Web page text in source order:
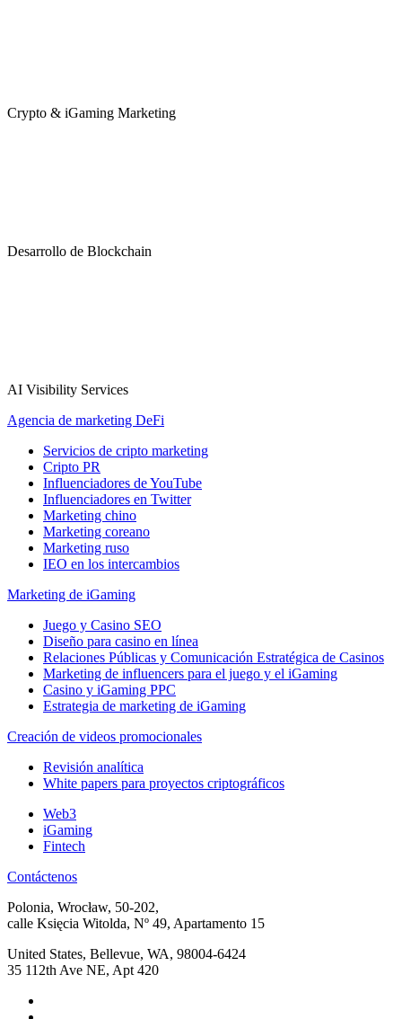
Crypto & iGaming Marketing
Desarrollo de Blockchain
AI Visibility Services
Agencia de marketing DeFi
Servicios de cripto marketing
Cripto PR
Influenciadores de YouTube
Influenciadores en Twitter
Marketing chino
Marketing coreano
Marketing ruso
IEO en los intercambios
Marketing de iGaming
Juego y Casino SEO
Diseño para casino en línea
Relaciones Públicas y Comunicación Estratégica de Casinos
Marketing de influencers para el juego y el iGaming
Casino y iGaming PPC
Estrategia de marketing de iGaming
Creación de videos promocionales
Revisión analítica
White papers para proyectos criptográficos
Web3
iGaming
Fintech
Contáctenos
Polonia, Wrocław, 50-202,
calle Księcia Witolda, Nº 49, Apartamento 15
United States, Bellevue, WA, 98004-6424
35 112th Ave NE, Apt 420